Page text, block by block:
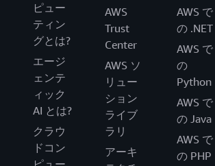
ピュー
ティン
グとは?
エージ
ェンテ
ィック
AI とは?
クラウ
ドコン
AWS
Trust
Center
AWS ソ
リュー
ション
ライブ
ラリ
アーキ
AWS で
の .NET
AWS で
の
Python
AWS で
の Java
AWS で
の PHP